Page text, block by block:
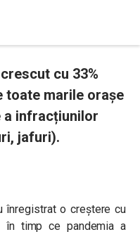
cu 33%
toate marile orașe
infracțiunilor
jafuri).
înregistrat o creștere cu
în timp ce pandemia a